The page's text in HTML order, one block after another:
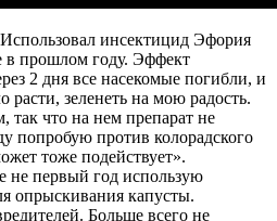
инсектицид Эфория
в прошлом году. Эффект
2 дня все насекомые погибли, и
расти, зеленеть на мою радость.
что на нем препарат не
попробую против колорадского
тоже подействует».
не первый год использую
опрыскивания капусты.
Больше всего не